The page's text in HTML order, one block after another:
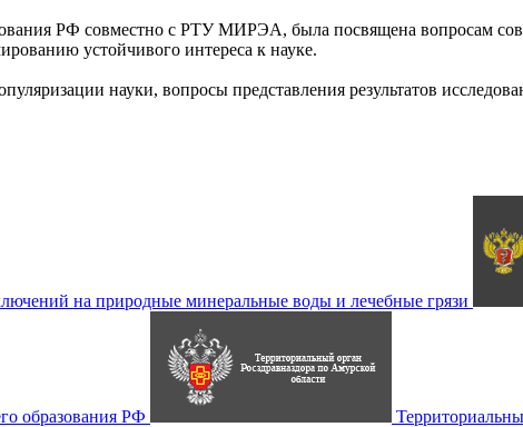
РФ совместно с РТУ МИРЭА, была посвящена вопросам
устойчивого интереса к науке.
науки, вопросы представления результатов
на природные минеральные воды и лечебные грязи
образования РФ